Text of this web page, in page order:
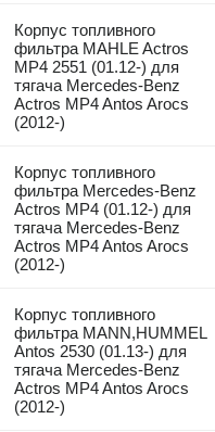
Корпус топливного
фильтра MAHLE Actros
MP4 2551 (01.12-) для
тягача Mercedes-Benz
Actros MP4 Antos Arocs
(2012-)
Корпус топливного
фильтра Mercedes-Benz
Actros MP4 (01.12-) для
тягача Mercedes-Benz
Actros MP4 Antos Arocs
(2012-)
Корпус топливного
фильтра MANN,HUMMEL
Antos 2530 (01.13-) для
тягача Mercedes-Benz
Actros MP4 Antos Arocs
(2012-)